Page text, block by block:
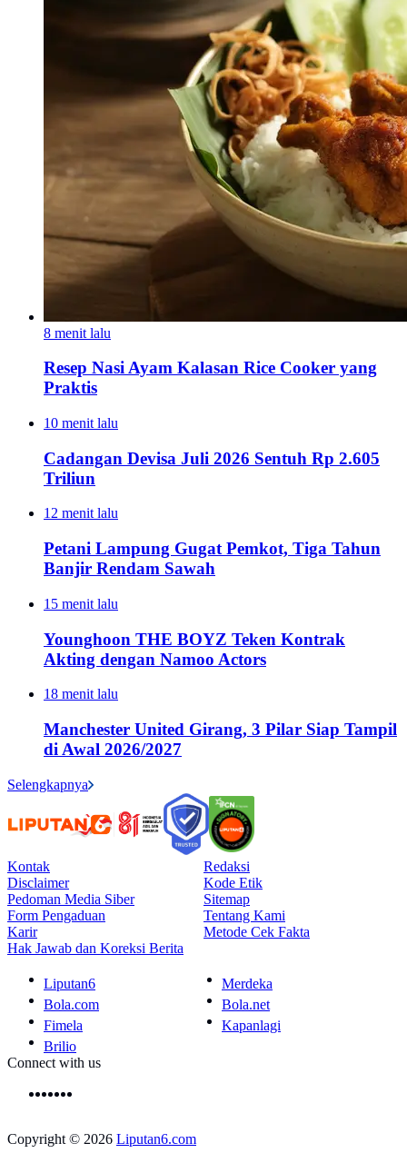
8 menit lalu
Resep Nasi Ayam Kalasan Rice Cooker yang
Praktis
10 menit lalu
Cadangan Devisa Juli 2026 Sentuh Rp 2.605
Triliun
12 menit lalu
Petani Lampung Gugat Pemkot, Tiga Tahun
Banjir Rendam Sawah
15 menit lalu
Younghoon THE BOYZ Teken Kontrak
Akting dengan Namoo Actors
18 menit lalu
Manchester United Girang, 3 Pilar Siap Tampil
di Awal 2026/2027
Selengkapnya
Kontak
Redaksi
Disclaimer
Kode Etik
Pedoman Media Siber
Sitemap
Form Pengaduan
Tentang Kami
Karir
Metode Cek Fakta
Hak Jawab dan Koreksi Berita
Liputan6
Merdeka
Bola.com
Bola.net
Fimela
Kapanlagi
Brilio
Connect with us
Copyright © 2026 Liputan6.com